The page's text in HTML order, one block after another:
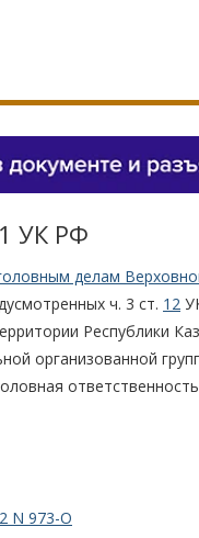
УК РФ
делам
ч. 3 ст. 12
Республики
организованной
N 973-О